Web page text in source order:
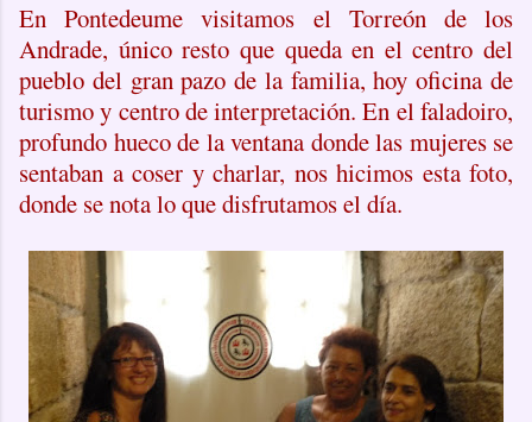
En Pontedeume visitamos el Torreón de los
Andrade, único resto que queda en el centro del
pueblo del gran pazo de la familia, hoy oficina de
turismo y centro de interpretación. En el faladoiro,
profundo hueco de la ventana donde las mujeres se
sentaban a coser y charlar, nos hicimos esta foto,
donde se nota lo que disfrutamos el día.